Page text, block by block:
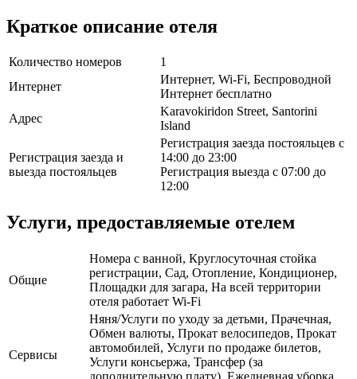
Краткое описание отеля
Количество номеров
1
Интернет
Интернет, Wi-Fi, Беспроводной
Интернет бесплатно
Адрес
Karavokiridon Street, Santorini
Island
Регистрация заезда и
выезда постояльцев
Регистрация заезда постояльцев с
14:00 до 23:00
Регистрация выезда с 07:00 до
12:00
Услуги, предоставляемые отелем
Общие
Номера с ванной, Круглосуточная стойка
регистрации, Сад, Отопление, Кондиционер,
Площадки для загара, На всей территории
отеля работает Wi-Fi
Сервисы
Няня/Услуги по уходу за детьми, Прачечная,
Обмен валюты, Прокат велосипедов, Прокат
автомобилей, Услуги по продаже билетов,
Услуги консьержа, Трансфер (за